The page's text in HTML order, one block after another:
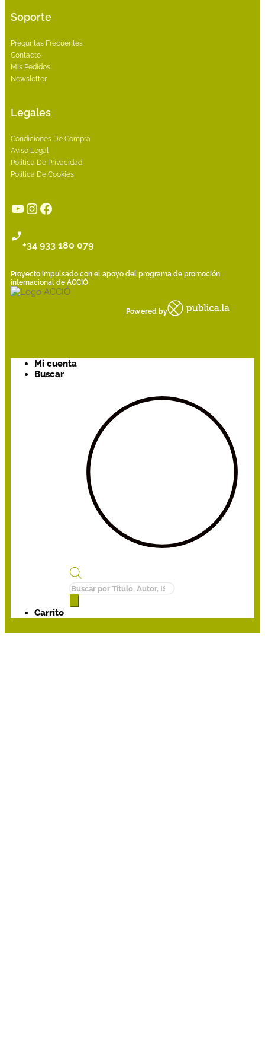
Soporte
Preguntas Frecuentes
Contacto
Mis Pedidos
Newsletter
Legales
Condiciones De Compra
Aviso Legal
Política De Privacidad
Política De Cookies
YouTube
Instagram
Facebook
+34 933 180 079
Proyecto impulsado con el apoyo del programa de promoción
internacional de ACCIÓ
Powered by
Mi cuenta
Buscar
Búsqueda
de
productos
Carrito